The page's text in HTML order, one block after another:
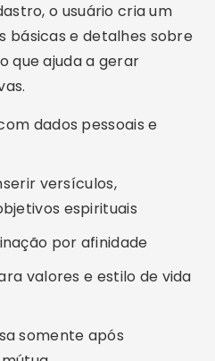
o usuário cria um
básicas e detalhes sobre
que ajuda a gerar
dados pessoais e
versículos,
espirituais
por afinidade
valores e estilo de vida
somente após